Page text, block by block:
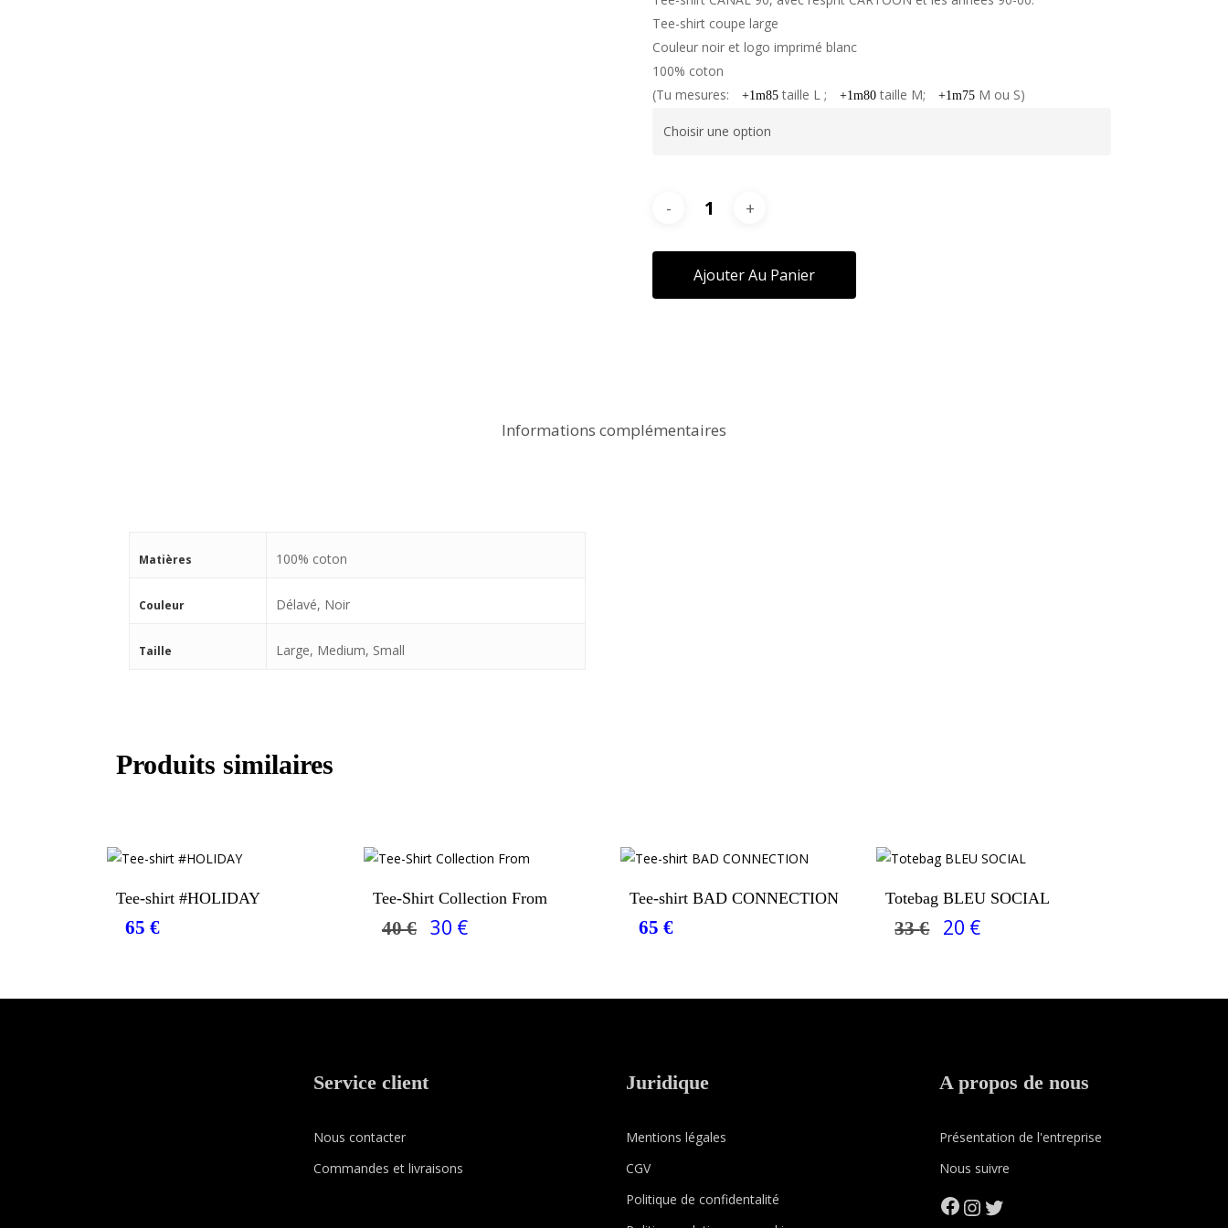
Tee-shirt coupe large
Couleur noir et logo imprimé blanc
100% coton
(Tu mesures:
+1m85 taille L ; +1m80 taille M; +1m75 M ou S)
Ajouter Au Panier
Informations complémentaires
Matières 100% coton
Couleur Délavé, Noir
Taille Large, Medium, Small
Produits similaires
Choix Des Options
Tee-shirt #HOLIDAY
65€
Choix Des Options
Tee-Shirt Collection From
40€
Le
30 €Le
Choix Des Options
Tee-shirt BAD CONNECTION
65 €
Ajouter Au Panier
Totebag BLEU SOCIAL
33€
Le
20 €Le
Service client
Nous contacter
Commandes et livraisons
Juridique
Mentions légales
CGV
Politique de confidentalité
A propos de nous
Présentation de l'entreprise
Nous suivre
Facebook
Instagram